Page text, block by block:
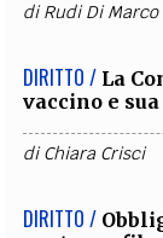
diRudi Di Marco
DIRITTO / La
vaccino e
diChiara Crisci
DIRITTO /